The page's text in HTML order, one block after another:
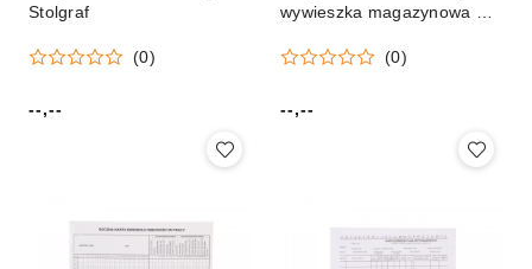
Stolgraf
(0)
Cena:
--,--
wywieszka magazynowa A6
(0)
Cena:
--,--